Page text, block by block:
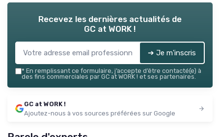
Recevez les dernières actualités de
GC at WORK !
➔ Je m'inscris
* En remplissant ce formulaire, j’accepte d’être contacté(e) à
des fins commerciales par GC at WORK ! et ses partenaires.
GC at WORK !
Ajoutez-nous à vos sources préférées sur Google